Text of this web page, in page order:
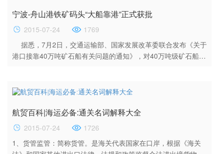
艘，超巴拿马型散货船7艘，好望角型散货船7艘，矿砂船2艘。
其...
宁波-舟山港铁矿码头“大船靠港”正式获批
2015-07-24
1769
据悉，7月2日，交通运输部、国家发展改革委联合发布《关于
港口接靠40万吨矿石船有关问题的通知》，对40万吨级矿石船接
级的大型矿砂船将进一步降低包括淡水河谷在内的巴西矿山的运
航贸百科|海运必备:通关名词解释大全
2015-07-24
1726
1、货管监管：简称货管。是海关代表国家在口岸，根据《海关